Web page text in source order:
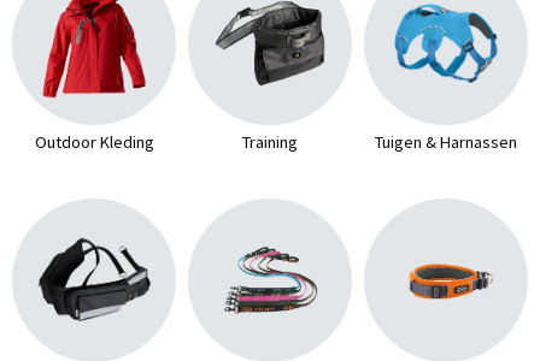
Outdoor Kleding Training Tuigen & Harnassen